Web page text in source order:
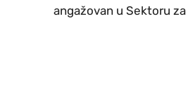
angažovan u Sektoru